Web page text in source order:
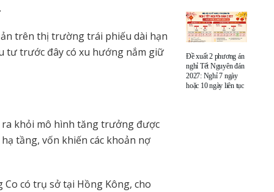
trên thị trường trái phiếu dài hạn
tư trước đây có xu hướng nắm giữ
khỏi mô hình tăng trưởng được
tầng, vốn khiến các khoản nợ
Co có trụ sở tại Hồng Kông, cho
Đề xuất 2 phương án
nghỉ Tết Nguyên đán
2027: Nghỉ 7 ngày
hoặc 10 ngày liên tục